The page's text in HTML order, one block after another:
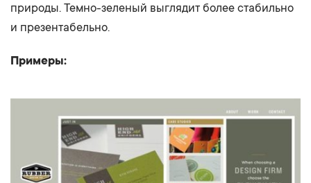
природы. Темно-зеленый выглядит более стабильно
и презентабельно.
Примеры: